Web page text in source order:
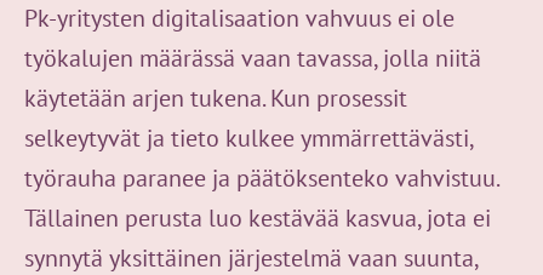
Pk-yritysten digitalisaation vahvuus ei ole
työkalujen määrässä vaan tavassa, jolla niitä
käytetään arjen tukena. Kun prosessit
selkeytyvät ja tieto kulkee ymmärrettävästi,
työrauha paranee ja päätöksenteko vahvistuu.
Tällainen perusta luo kestävää kasvua, jota ei
synnytä yksittäinen järjestelmä vaan suunta,